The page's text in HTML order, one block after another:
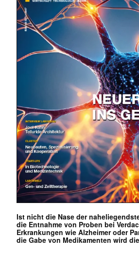
Mit dem |transkript-
jede Woche aktuell
E-
Mail
(erforderlich)
Ist nicht die Nase der
die Entnahme von Proben bei
Erkrankungen wie Alzheimer oder
die Gabe von Medikamenten wird